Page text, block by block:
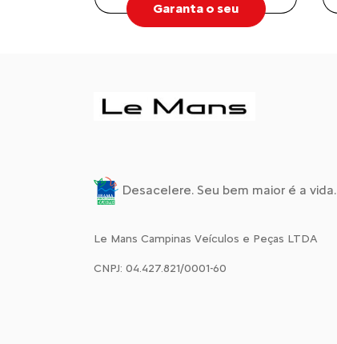
Garanta o seu
Desacelere. Seu bem maior é a vida.
Le Mans Campinas Veículos e Peças LTDA
CNPJ: 04.427.821/0001-60